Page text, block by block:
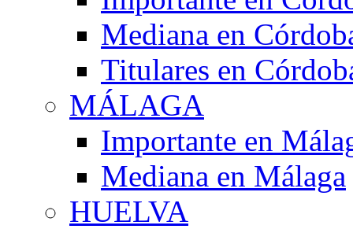
Mediana en
Titulares en
MÁLAGA
Importante en
Mediana en Málaga
HUELVA